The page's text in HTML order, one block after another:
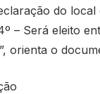
do
– Será eleito
orienta o